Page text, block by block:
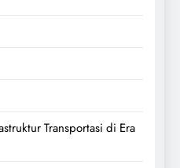
Transportasi di Era